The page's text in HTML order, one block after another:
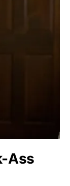
Ass